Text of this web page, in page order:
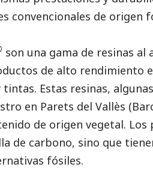
convencionales de origen
son una gama de resinas al
de alto rendimiento
Estas resinas,
en Parets del Vallès
de origen vegetal. Los
de carbono, sino que
fósiles.